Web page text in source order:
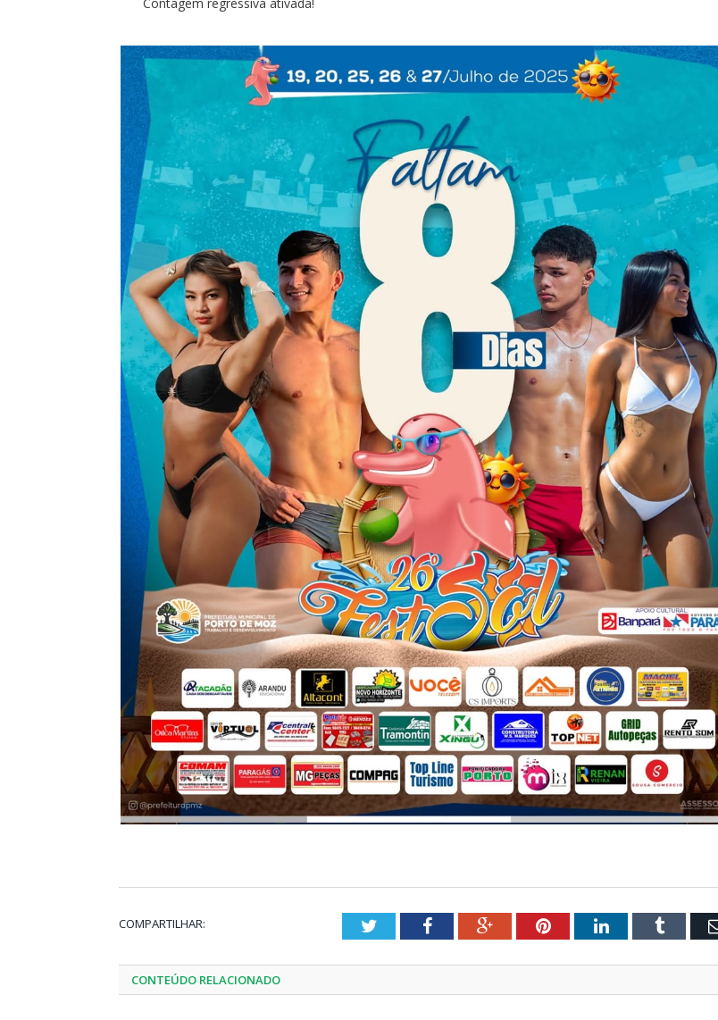
COMPARTILHAR: TwitterFacebookGoogle+PinterestLinkedInTumblr
CONTEÚDO RELACIONADO